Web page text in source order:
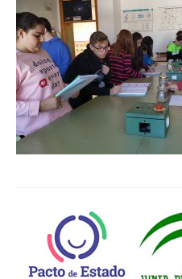
Educación física
Ciencias Naturales
Inglés
Religión
Orientación educativa
Historia
Profesorado